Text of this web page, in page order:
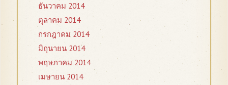
ธันวาคม 2014
ตุลาคม 2014
กรกฎาคม 2014
มิถุนายน 2014
พฤษภาคม 2014
เมษายน 2014